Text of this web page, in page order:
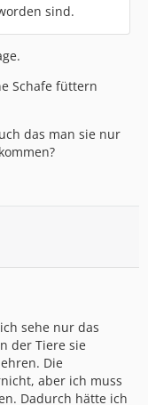
sind.
Schafe füttern
das man sie nur
sehe nur das
der Tiere sie
Die
aber ich muss
Dadurch hätte ich